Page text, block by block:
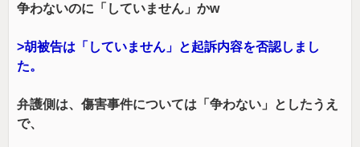
争わないのに「していません」かw
>胡被告は「していません」と起訴内容を否認しまし
た。
弁護側は、傷害事件については「争わない」としたうえ
で、